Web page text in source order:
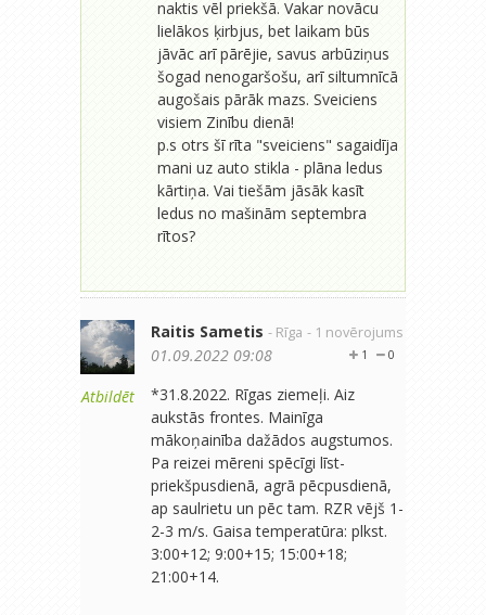
naktis vēl priekšā. Vakar novācu
lielākos ķirbjus, bet laikam būs
jāvāc arī pārējie, savus arbūziņus
šogad nenogaršošu, arī siltumnīcā
augošais pārāk mazs. Sveiciens
visiem Zinību dienā!
p.s otrs šī rīta "sveiciens" sagaidīja
mani uz auto stikla - plāna ledus
kārtiņa. Vai tiešām jāsāk kasīt
ledus no mašinām septembra
rītos?
Atbildēt
Raitis Sametis - Rīga - 1 novērojums
0
1
01.09.2022 09:08
*31.8.2022. Rīgas ziemeļi. Aiz
aukstās frontes. Mainīga
mākoņainība dažādos augstumos.
Pa reizei mēreni spēcīgi līst-
priekšpusdienā, agrā pēcpusdienā,
ap saulrietu un pēc tam. RZR vējš 1-
2-3 m/s. Gaisa temperatūra: plkst.
3:00+12; 9:00+15; 15:00+18;
21:00+14.